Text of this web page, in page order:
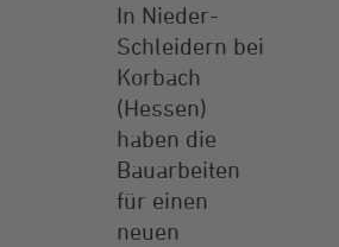
In Nieder-
Schleidern bei
Korbach
(Hessen)
haben die
Bauarbeiten
für einen
neuen